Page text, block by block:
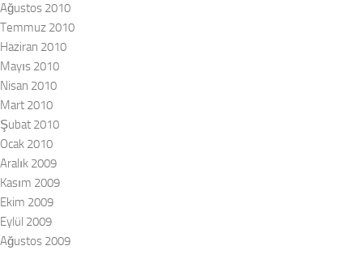
Ağustos 2010
Temmuz 2010
Haziran 2010
Mayıs 2010
Nisan 2010
Mart 2010
Şubat 2010
Ocak 2010
Aralık 2009
Kasım 2009
Ekim 2009
Eylül 2009
Ağustos 2009